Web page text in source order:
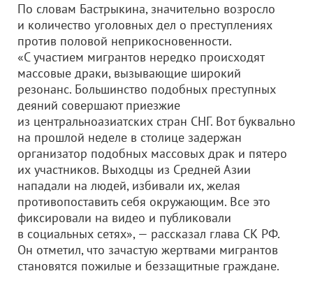
По словам Бастрыкина, значительно возросло
и количество уголовных дел о преступлениях
против половой неприкосновенности.
«С участием мигрантов нередко происходят
массовые драки, вызывающие широкий
резонанс. Большинство подобных преступных
деяний совершают приезжие
из центральноазиатских стран СНГ. Вот буквально
на прошлой неделе в столице задержан
организатор подобных массовых драк и пятеро
их участников. Выходцы из Средней Азии
нападали на людей, избивали их, желая
противопоставить себя окружающим. Все это
фиксировали на видео и публиковали
в социальных сетях», — рассказал глава СК РФ.
Он отметил, что зачастую жертвами мигрантов
становятся пожилые и беззащитные граждане.